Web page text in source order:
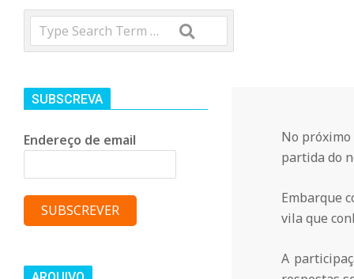
r
o
C
o
m
No próximo
partida do
Embarque
vila que
A
Search
SUBSCREVA
Endereço de email